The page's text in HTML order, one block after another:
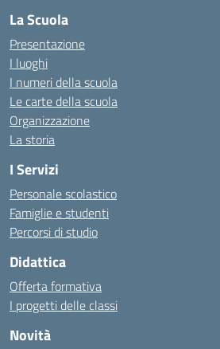
La Scuola
Presentazione
I luoghi
I numeri della scuola
Le carte della scuola
Organizzazione
La storia
I Servizi
Personale scolastico
Famiglie e studenti
Percorsi di studio
Didattica
Offerta formativa
I progetti delle classi
Novità